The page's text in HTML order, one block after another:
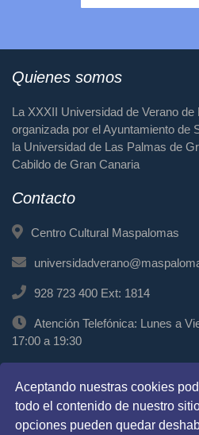
Aceptando nuestras cookies
todo el contenido de nuestro
opciones pueden quedar
Quienes somos
La XXXII Universidad de Verano
organizada por el Ayuntamiento de
la Universidad de Las Palmas de
Cabildo de Gran Canaria
Contacto
Centro Cultural Maspalomas
928 723 400 Ext: 1814
Atención Telefónica: Lunes a
17:00 a 19:30
Atención Presencial:
a 19:00
Síguenos